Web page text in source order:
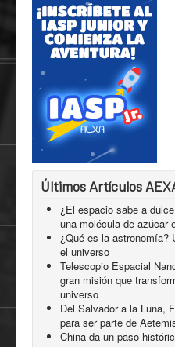
Últimos Artículos
¿El espacio sabe a
una molécula de azúcar
¿Qué es la astronomía?
el universo
Telescopio Espacial
gran misión que
universo
Del Salvador a la Luna,
para ser parte de
China da un paso